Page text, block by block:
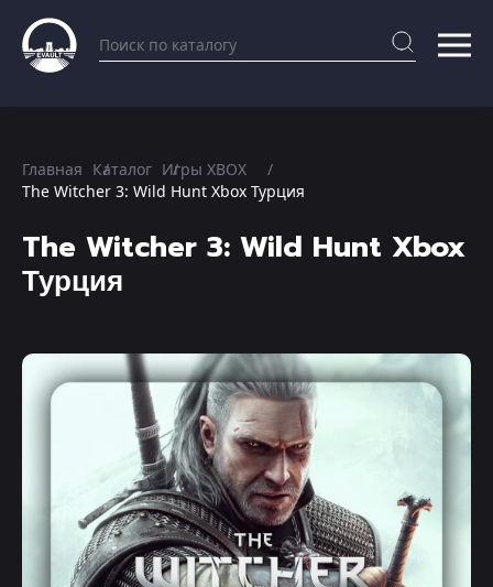
Главная Каталог Игры XBOX
The Witcher 3: Wild Hunt Xbox Турция
The Witcher 3: Wild Hunt Xbox
Турция